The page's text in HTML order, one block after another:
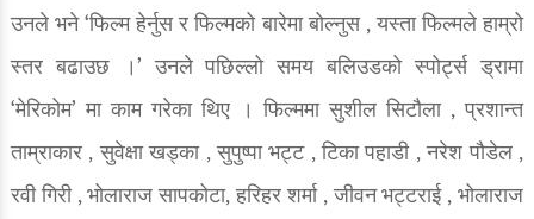
उनले भने ‘फिल्म हेर्नुस र फिल्मको बारेमा बोल्नुस , यस्ता फिल्मले हाम्रो
स्तर बढाउछ ।’ उनले पछिल्लो समय बलिउडको स्पोर्ट्स ड्रामा
‘मेरिकोम’ मा काम गरेका थिए । फिल्ममा सुशील सिटौला , प्रशान्त
ताम्राकार , सुवेक्षा खड्का , सुपुष्पा भट्ट , टिका पहाडी , नरेश पौडेल ,
रवी गिरी , भोलाराज सापकोटा, हरिहर शर्मा , जीवन भट्टराई , भोलाराज